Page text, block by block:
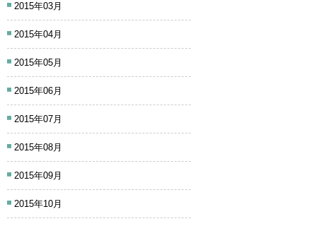
2015年03月
2015年04月
2015年05月
2015年06月
2015年07月
2015年08月
2015年09月
2015年10月